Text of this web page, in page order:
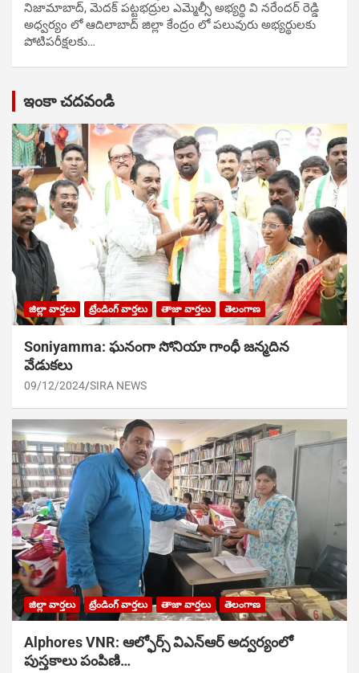
నిజామాబాద్, మెదక్ పట్టభద్రుల ఎమ్మెల్సీ అభ్యర్థి వి నరేందర్ రెడ్డి
అధ్వర్యం లో ఆదిలాబాద్ జిల్లా కేంద్రం లో పలువురు అభ్యర్థులకు
పోటిప‌రీక్ష‌ల‌కు…
ఇంకా చదవండి
జిల్లా వార్తలు ట్రేండింగ్ వార్తలు తాజా వార్తలు తెలంగాణ
Soniyamma: ఘ‌నంగా సోనియా గాంధీ జ‌న్మ‌దిన
వేడుక‌లు
09/12/2024 SIRA NEWS
జిల్లా వార్తలు ట్రేండింగ్ వార్తలు తాజా వార్తలు తెలంగాణ
Alphores VNR: ఆల్ఫోర్స్ విఎన్ఆర్ అద్వర్యంలో
పుస్తకాలు పంపిణి…